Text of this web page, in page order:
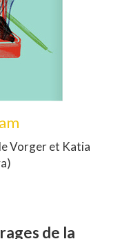
Vorger et Katia
de la